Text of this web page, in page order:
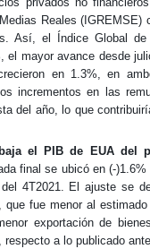
Reales
Así, el Índice Global de
el mayor avance desde
en 1.3%, en
incrementos en las
del año, lo que
el PIB de EUA del
final se ubicó en (-
4T2021. El ajuste se
que fue menor al
exportación de
a lo publicado